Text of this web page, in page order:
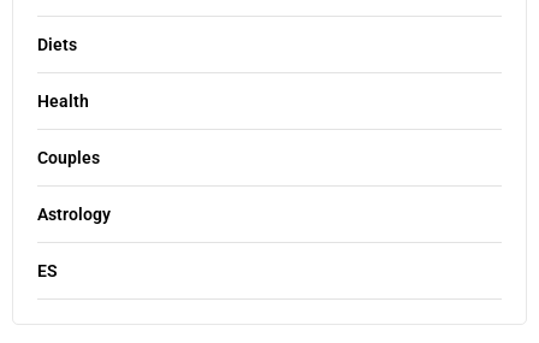
Diets
Health
Couples
Astrology
ES